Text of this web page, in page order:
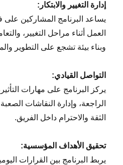
إدارة التغيير والابتكار:
يساعد البرنامج المشاركين على
العمل أثناء مراحل التغيير،
وبناء بيئة تشجع على التطوير
التواصل القيادي:
يركز البرنامج على مهارات
الراجعة، وإدارة النقاشات
الثقة والاحترام داخل الفريق.
تحقيق الأهداف المؤسسية:
يربط البرنامج بين القرارات